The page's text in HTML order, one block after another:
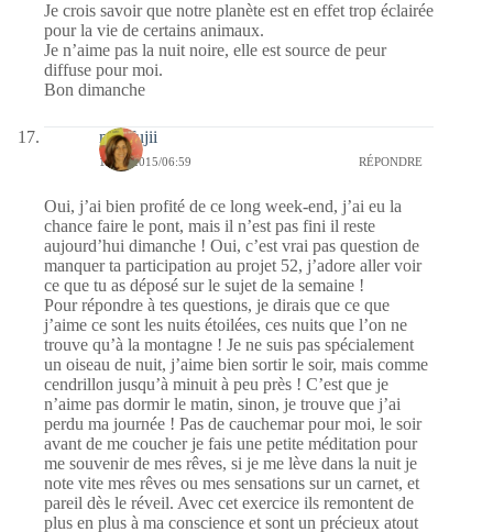
Je crois savoir que notre planète est en effet trop éclairée
pour la vie de certains animaux.
Je n’aime pas la nuit noire, elle est source de peur
diffuse pour moi.
Bon dimanche
missfujii
17/05/2015/06:59 RÉPONDRE
Oui, j’ai bien profité de ce long week-end, j’ai eu la
chance faire le pont, mais il n’est pas fini il reste
aujourd’hui dimanche ! Oui, c’est vrai pas question de
manquer ta participation au projet 52, j’adore aller voir
ce que tu as déposé sur le sujet de la semaine !
Pour répondre à tes questions, je dirais que ce que
j’aime ce sont les nuits étoilées, ces nuits que l’on ne
trouve qu’à la montagne ! Je ne suis pas spécialement
un oiseau de nuit, j’aime bien sortir le soir, mais comme
cendrillon jusqu’à minuit à peu près ! C’est que je
n’aime pas dormir le matin, sinon, je trouve que j’ai
perdu ma journée ! Pas de cauchemar pour moi, le soir
avant de me coucher je fais une petite méditation pour
me souvenir de mes rêves, si je me lève dans la nuit je
note vite mes rêves ou mes sensations sur un carnet, et
pareil dès le réveil. Avec cet exercice ils remontent de
plus en plus à ma conscience et sont un précieux atout